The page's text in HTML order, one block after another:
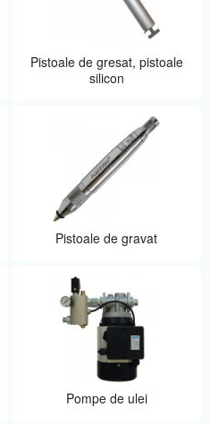
Pistoale de gresat, pistoale
silicon
Pistoale de gravat
Pompe de ulei